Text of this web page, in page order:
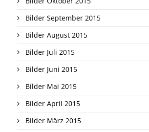
Bilder September 2015
Bilder August 2015
Bilder Juli 2015
Bilder Juni 2015
Bilder Mai 2015
Bilder April 2015
Bilder März 2015